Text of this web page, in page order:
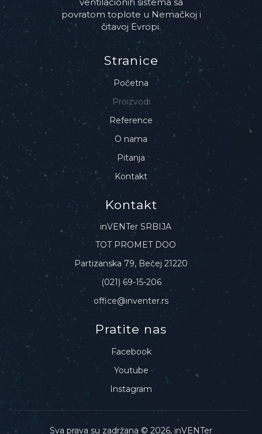
povratom toplote u Nemačkoj i
čitavoj Evropi.
Stranice
Početna
Proizvodi
Reference
O nama
Pitanja
Kontakt
Kontakt
inVENTer SRBIJA
TOT PROMET DOO
Partizanska 79, Bečej 21220
(021) 69-15-206
office@inventer.rs
Pratite nas
Facebook
Youtube
Instagram
Sva prava su zadržana © 2026, inVENTer